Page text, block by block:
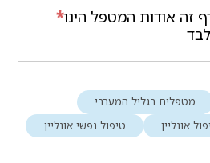
*זה אודות המטפל הינו
מטפלים בגליל המערבי
אונליין טיפול נפשי אונליין